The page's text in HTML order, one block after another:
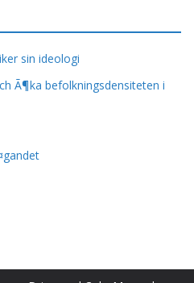
sin ideologi
Ã¶ka befolkningsdensiteten i